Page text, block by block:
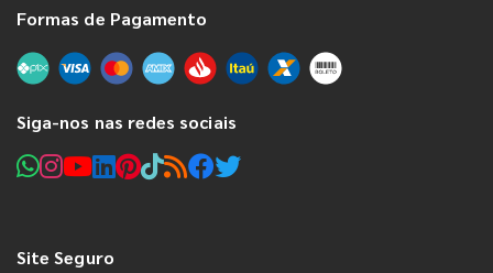
Formas de Pagamento
Siga-nos nas redes sociais
Site Seguro